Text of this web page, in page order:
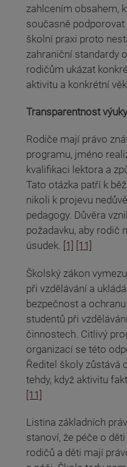
zahlcením obsahem,
současně podporovat
školní praxi proto
zahraniční standardy
rodičům ukázat
aktivitu a konkrétní
Transparentnost
Rodiče mají právo
programu, jméno
kvalifikaci lektora a
Tato otázka patří k
nikoli k projevu
pedagogy. Důvěra
požadavku, aby rodič
úsudek. [1] [11]
Školský zákon
při vzdělávání a
bezpečnost a
studentů při
činnostech. Citlivý
organizací se této
Ředitel školy zůstává
tehdy, když aktivitu
[11]
Listina základních
stanoví, že péče o
rodičů a děti mají